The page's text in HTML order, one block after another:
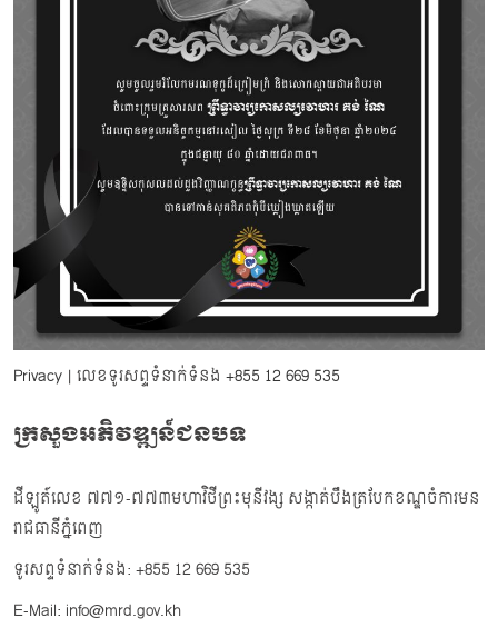
Privacy | លេខទូរសព្ទទំនាក់ទំនង +855 12 669 535
ក្រសួងអភិវឌ្ឍន៍ជនបទ
ដីឡូត៍លេខ ៧៧១-៧៧៣មហាវិថីព្រះមុនីវង្ស សង្កាត់បឹងត្របែកខណ្ឌចំការមន
រាជធានីភ្នំពេញ
ទូរសព្ទទំនាក់ទំនង: +855 12 669 535
E-Mail: info@mrd.gov.kh